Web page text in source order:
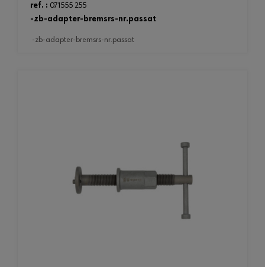
ref. : 071555 255
-zb-adapter-bremsrs-nr.passat
-zb-adapter-bremsrs-nr.passat